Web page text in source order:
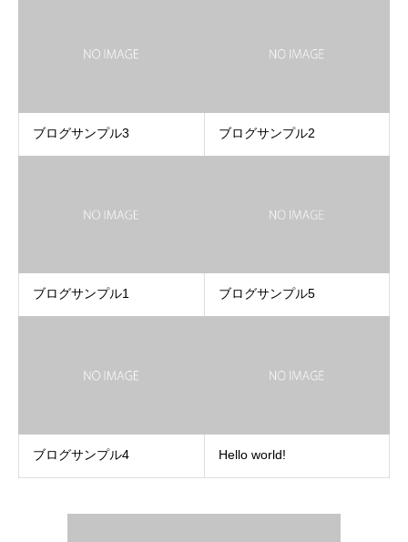
ブログサンプル3 ブログサンプル2
ブログサンプル1 ブログサンプル5
ブログサンプル4 Hello world!